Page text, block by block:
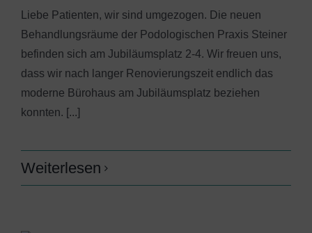
Liebe Patienten, wir sind umgezogen. Die neuen
Behandlungsräume der Podologischen Praxis Steiner
befinden sich am Jubiläumsplatz 2-4. Wir freuen uns,
dass wir nach langer Renovierungszeit endlich das
moderne Bürohaus am Jubiläumsplatz beziehen
konnten. [...]
Weiterlesen